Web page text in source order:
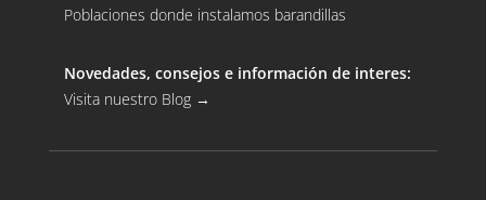
Poblaciones donde instalamos barandillas
Novedades, consejos e información de interes:
Visita nuestro Blog →